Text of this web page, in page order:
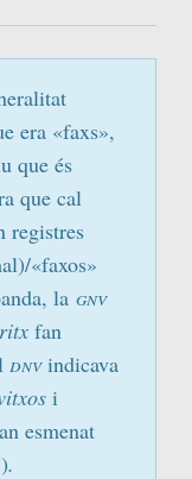
era «faxs»,
que és
que cal
registres
«faxos»
la gnv
fan
dnvindicava
i
esmenat
.